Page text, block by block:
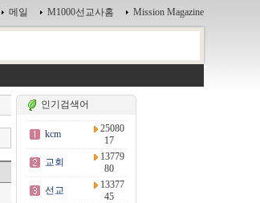
메일 M1000선교사홈 Mission Magazine
인기검색어
kcm
25080
17
교회
13779
80
선교
13377
45